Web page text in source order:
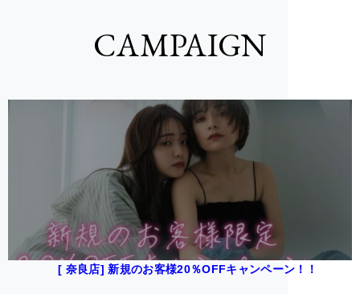
CAMPAIGN
[ 奈良店] 新規のお客様20％OFFキャンペーン！！